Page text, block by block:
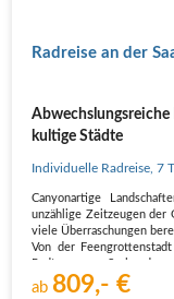
Radreise an der
Abwechslungsreiche
kultige Städte
Individuelle Radreise ,7
Canyonartige
unzählige Zeitzeugen der
viele Überraschungen
Von der
ab 809,- €